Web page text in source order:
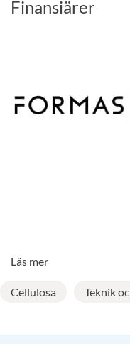
Finansiärer
Läs mer
Cellulosa Teknik